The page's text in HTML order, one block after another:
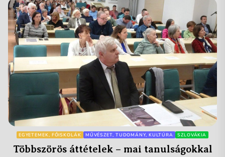
EGYETEMEK, FŐISKOLÁK MŰVÉSZET, TUDOMÁNY, KULTÚRA SZLOVÁKIA
Többszörös áttételek – mai tanulságokkal